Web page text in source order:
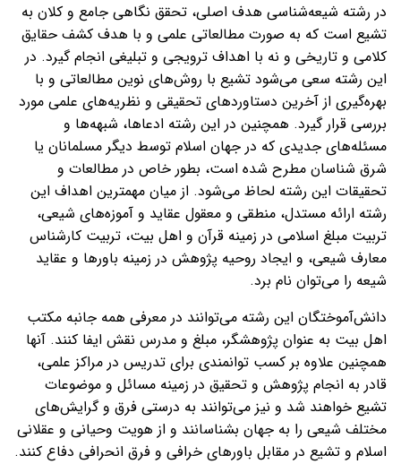
در رشته شیعه‌شناسی هدف اصلی، تحقق نگاهی جامع و کلان به
تشیع است که به صورت مطالعاتی علمی و با هدف کشف حقایق
کلامی و تاریخی و نه با اهداف ترویجی و تبلیغی انجام گیرد. در
این رشته سعی می‌شود تشیع با روش‌های نوین مطالعاتی و با
بهره‌گیری از آخرین دستاوردهای تحقیقی و نظریه‌های علمی مورد
بررسی قرار گیرد. همچنین در این رشته ادعاها، شبهه‌ها و
مسئله‌های جدیدی که در جهان اسلام توسط دیگر مسلمانان یا
شرق شناسان مطرح شده است، بطور خاص در مطالعات و
تحقیقات این رشته لحاظ می‌شود. از میان مهمترین اهداف این
رشته ارائه مستدل، منطقی و معقول عقاید و آموزه‌های شیعی،
تربیت مبلغ اسلامی در زمینه قرآن و اهل بیت، تربیت کارشناس
معارف شیعی، و ایجاد روحیه پژوهش در زمینه باورها و عقاید
شیعه را می‌توان نام برد.
دانش‌آموختگان این رشته می‌توانند در معرفی همه جانبه مکتب
اهل بیت به عنوان پژوهشگر،‌ مبلغ و مدرس نقش ایفا کنند. آنها
همچنین علاوه بر کسب توانمندی برای تدریس در مراکز علمی،
قادر به انجام پژوهش و تحقیق در زمینه مسائل و موضوعات
تشیع خواهند شد و نیز می‌توانند به درستی فرق و گرایش‌های
مختلف شیعی را به جهان بشناسانند و از هویت وحیانی و عقلانی
اسلام و تشیع در مقابل باورهای خرافی و فرق انحرافی دفاع کنند.